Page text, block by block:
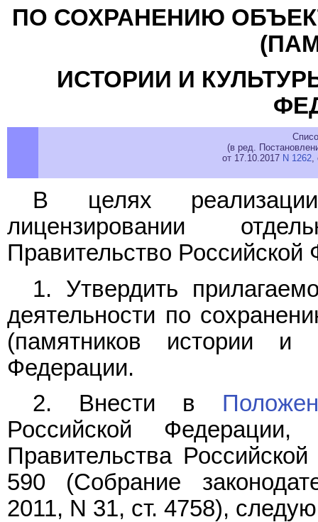
ПО СОХРАНЕНИЮ
ИСТОРИИ И
(в ред.
от 17.10.2017 N 1262,
В целях
лицензировании
Правительство Российской
1. Утвердить
деятельности по
(памятников истории и
Федерации.
2. Внести в
Российской Федерации,
Правительства
590 (Собрание
2011, N 31, ст. 4758),